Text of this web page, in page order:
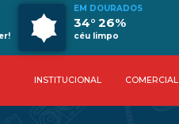
EM DOURADOS
34° 26%
céu limpo
INSTITUCIONAL COMERCIAL